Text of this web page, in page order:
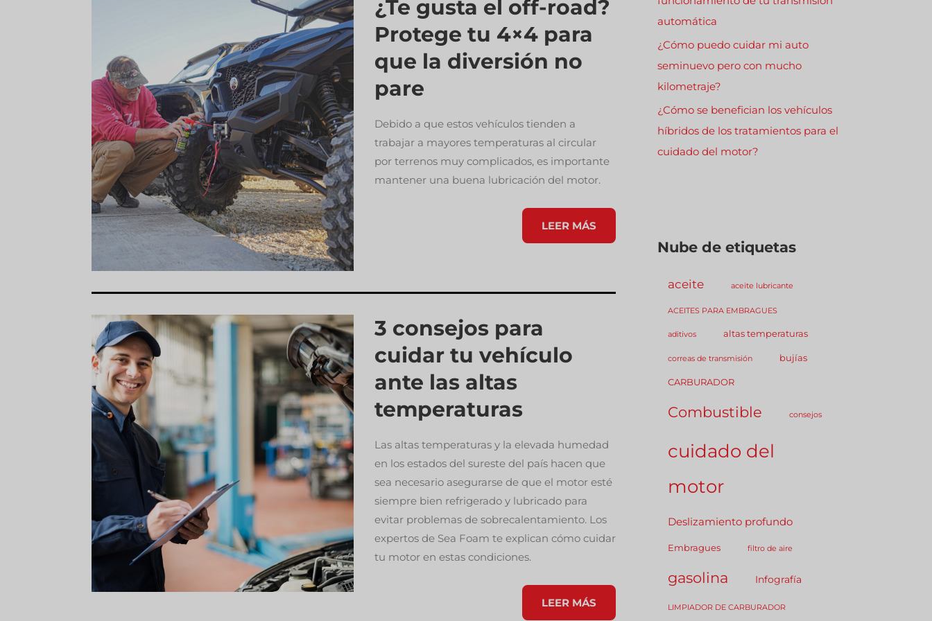
¿Te gusta el off-road?
Protege tu 4×4 para
que la diversión no
pare
Debido a que estos vehículos tienden a
trabajar a mayores temperaturas al circular
por terrenos muy complicados, es importante
mantener una buena lubricación del motor.
¿TE
EL
4×4
LA
DIVERSIÓN
NO
PARE
LEER MÁS
3 consejos para
cuidar tu vehículo
ante las altas
temperaturas
Las altas temperaturas y la elevada humedad
en los estados del sureste del país hacen que
sea necesario asegurarse de que el motor esté
siempre bien refrigerado y lubricado para
evitar problemas de sobrecalentamiento. Los
expertos de Sea Foam te explican cómo cuidar
tu motor en estas condiciones.
3
LEER MÁS
automática
¿Cómo puedo cuidar mi auto
seminuevo pero con mucho
kilometraje?
¿Cómo se benefician los vehículos
híbridos de los tratamientos para el
cuidado del motor?
Nube de etiquetas
aceite aceite lubricante
ACEITES PARA EMBRAGUES
aditivos altas temperaturas
correas de transmisión bujías
CARBURADOR
Combustible consejos
cuidado del
motor
Deslizamiento profundo
Embragues filtro de aire
gasolina Infografía
LIMPIADOR DE CARBURADOR